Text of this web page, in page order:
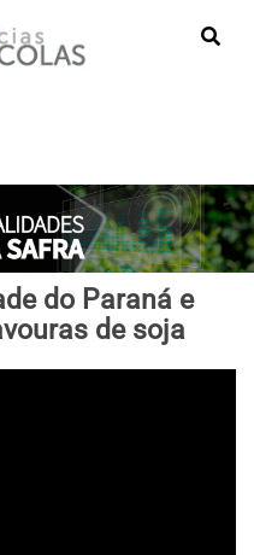
do Paraná e
de soja